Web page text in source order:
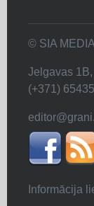
© SIA
Jelgavas
(+371)
Informācija